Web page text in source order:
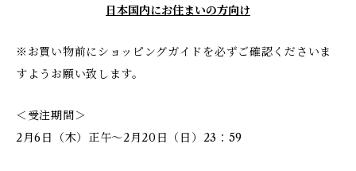
日本国内にお住まいの方向け
※お買い物前にショッピングガイドを必ずご確認くださいま
すようお願い致します。
＜受注期間＞
2月6日（木）正午～2月20日（日）23：59